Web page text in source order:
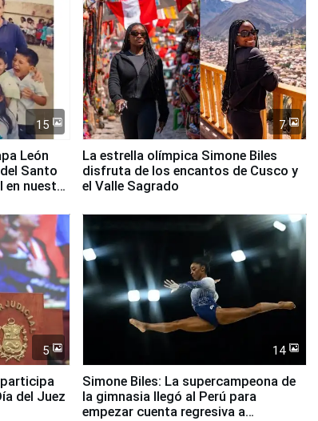
15
León
Santo
nuestro
7
La estrella olímpica Simone Biles
disfruta de los encantos de Cusco y
el Valle Sagrado
5
participa
del Juez
14
Simone Biles: La supercampeona de
la gimnasia llegó al Perú para
empezar cuenta regresiva a